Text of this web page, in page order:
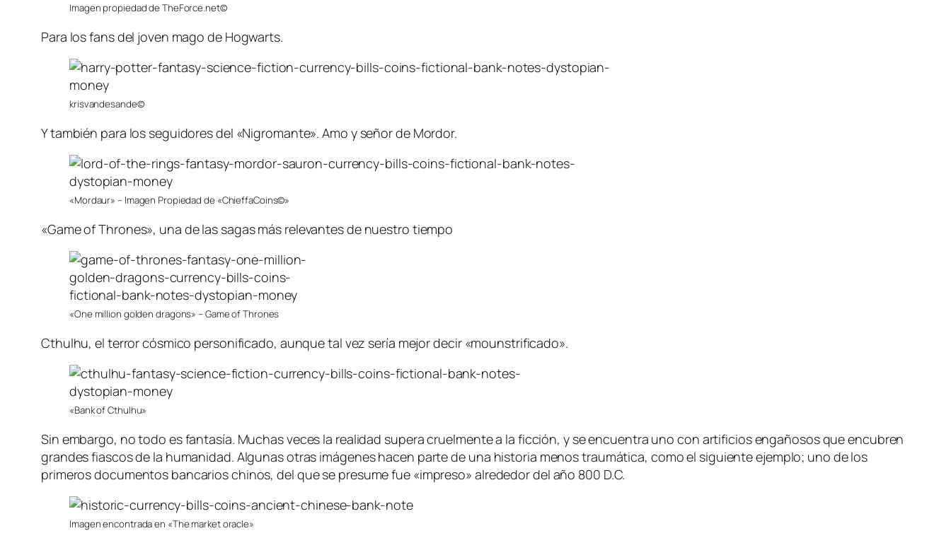
Imagen propiedad de TheForce.net©
Para los fans del joven mago de Hogwarts.
krisvandesande©
Y también para los seguidores del «Nigromante». Amo y señor de Mordor.
«Mordaur» – Imagen Propiedad de «ChieffaCoins©»
«Game of Thrones», una de las sagas más relevantes de nuestro tiempo
«One million golden dragons» – Game of Thrones
Cthulhu, el terror cósmico personificado, aunque tal vez sería mejor decir «mounstrificado».
«Bank of Cthulhu»
Sin embargo, no todo es fantasía. Muchas veces la realidad supera cruelmente a la ficción, y se encuentra uno con artificios engañosos que encubren
grandes fiascos de la humanidad. Algunas otras imágenes hacen parte de una historia menos traumática, como el siguiente ejemplo; uno de los
primeros documentos bancarios chinos, del que se presume fue «impreso» alrededor del año 800 D.C.
Imagen encontrada en «The market oracle»